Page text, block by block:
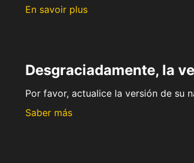
En savoir plus
Desgraciadamente, la
Por favor, actualice la versión de su
Saber más